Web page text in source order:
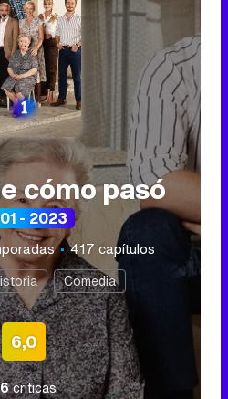
cómo pasó
- 2023
417 capítulos
Comedia
6,0
críticas